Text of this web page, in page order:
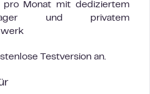
Monat mit dediziertem
und privatem
Testversion an.